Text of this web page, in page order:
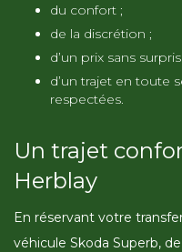
du confort ;
de la discrétion ;
d’un prix sans
d’un trajet en toute
respectées.
Un trajet
Herblay
En réservant votre
véhicule Skoda Superb,